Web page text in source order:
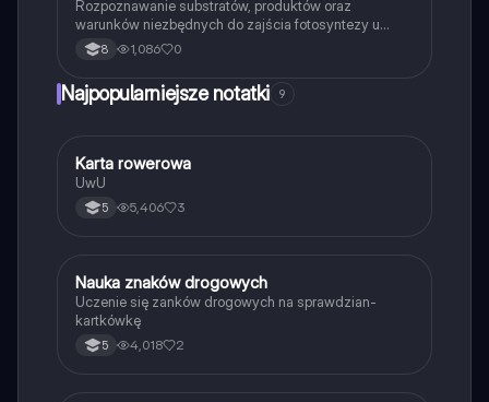
Rozpoznawanie substratów, produktów oraz
warunków niezbędnych do zajścia fotosyntezy u
roślin.
8 1,086 0
Najpopularniejsze notatki 9
KTechnika
Karta rowerowa
UwU
5 5,406 3
NTechnika
Nauka znaków drogowych
Uczenie się zanków drogowych na sprawdzian-
kartkówkę
5 4,018 2